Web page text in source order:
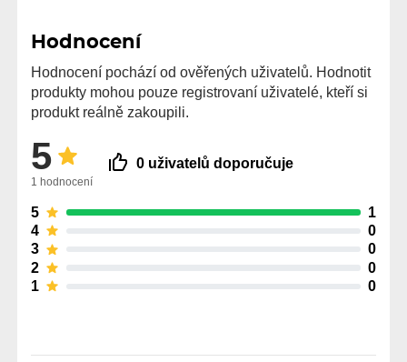
Hodnocení
Hodnocení pochází od ověřených uživatelů. Hodnotit
produkty mohou pouze registrovaní uživatelé, kteří si
produkt reálně zakoupili.
5
1 hodnocení
0 uživatelů doporučuje
5
1
4
0
3
0
2
0
1
0